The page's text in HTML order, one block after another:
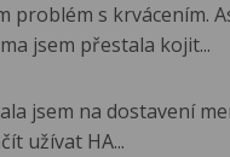
problém s krvácením.
jsem přestala kojit...
jsem na dostavení
užívat HA...